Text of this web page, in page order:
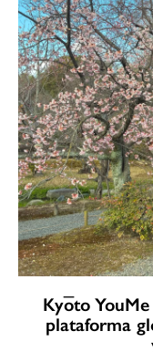
Kyōto
plataforma